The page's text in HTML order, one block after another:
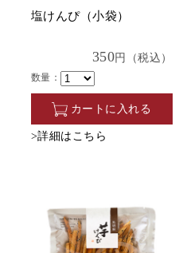
塩けんぴ（小袋）
350円（税込）
数量：
カートに入れる
>詳細はこちら